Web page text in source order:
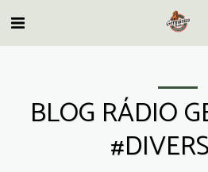
BLOG RÁDIO